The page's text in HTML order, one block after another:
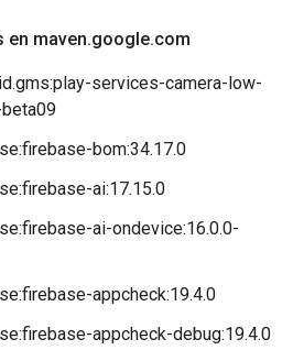
en maven.google.com
services-camera-low-
bom:34.17.0
ai:17.15.0
ai-ondevice:16.0.0-
appcheck:19.4.0
appcheck-debug:19.4.0